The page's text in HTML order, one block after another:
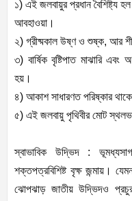
১) এই জলবায়ুর প্রধান বৈশিষ্ট্য
আবহাওয়া।
২) গ্রীষ্মকাল উষ্ণ ও শুষ্ক, আর
৩) বার্ষিক বৃষ্টিপাত মাঝারি এবং
হয়।
৪) আকাশ সাধারণত পরিষ্কার
৫) এই জলবায়ু পৃথিবীর মোট
স্বাভাবিক উদ্ভিদ :
শক্তপত্রবিশিষ্ট বৃক্ষ জন্মায়।
ঝোপঝাড় জাতীয় উদ্ভিদও